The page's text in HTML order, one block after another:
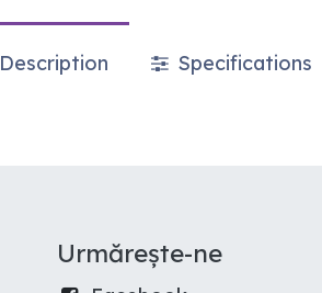
Description Specifications
Urmărește-ne